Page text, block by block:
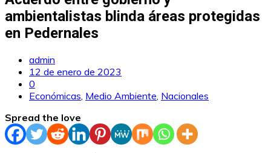
ambientalistas blinda áreas protegidas
en Pedernales
admin
12 de enero de 2023
0
Económicas Medio Ambiente Nacionales
Spread the love